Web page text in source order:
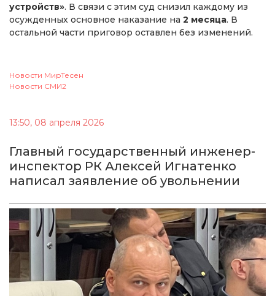
устройств». В связи с этим суд снизил каждому из
осужденных основное наказание на 2 месяца. В
остальной части приговор оставлен без изменений.
Новости МирТесен
Новости СМИ2
13:50, 08 апреля 2026
Главный государственный инженер-
инспектор РК Алексей Игнатенко
написал заявление об увольнении